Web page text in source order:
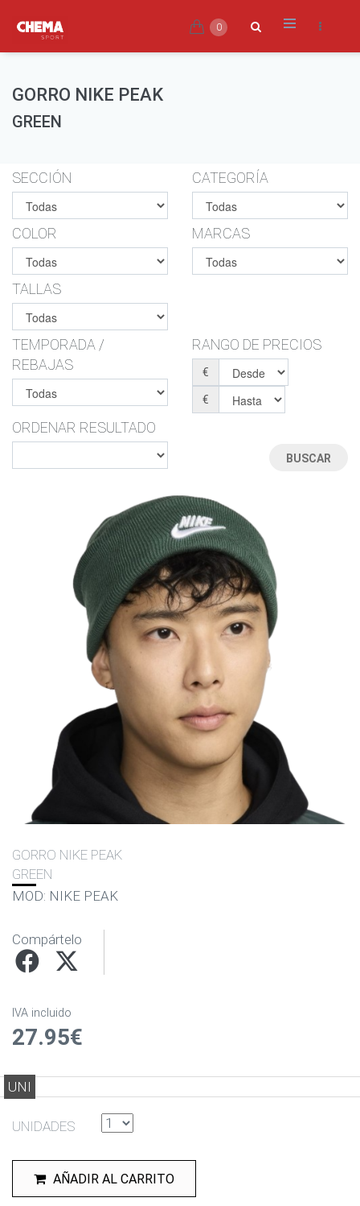
0
GORRO NIKE PEAK
GREEN
SECCIÓN CATEGORÍA
COLOR MARCAS
TALLAS
TEMPORADA /
REBAJAS
RANGO DE PRECIOS
€
€
ORDENAR RESULTADO
GORRO NIKE PEAK
GREEN
MOD: NIKE PEAK
Compártelo
IVA incluido
27.95€
UNI
UNIDADES
AÑADIR AL CARRITO